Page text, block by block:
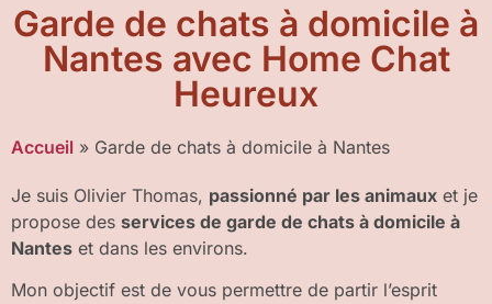
Garde de chats à domicile à
Nantes avec Home Chat
Heureux
Accueil » Garde de chats à domicile à Nantes
Je suis Olivier Thomas, passionné par les animaux et je
propose des services de garde de chats à domicile à
Nantes et dans les environs.
Mon objectif est de vous permettre de partir l’esprit